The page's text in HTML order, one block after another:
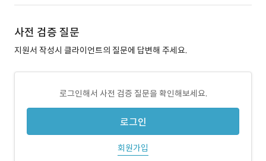
사전 검증 질문
지원서 작성시 클라이언트의 질문에 답변해 주세요.
로그인해서 사전 검증 질문을 확인해보세요.
로그인
회원가입